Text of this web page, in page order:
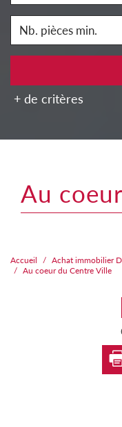
+ de critères
au
Accueil Achat immobilier
Au coeur du Centre Ville